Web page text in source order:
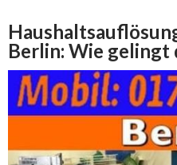
Berlin: Wie gelingt